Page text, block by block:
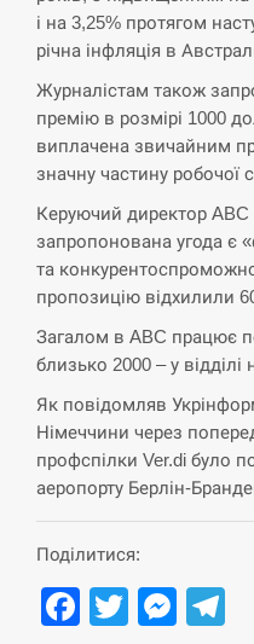
14:10
У Румунії
СЕРПЕНЬ
13:53
В Москве
дронов Украины
СЕРПЕНЬ
13:40
Біля українського
виявили дрон,
СЕРПЕНЬ
13:23
“Они должны быть
ответили, как
СЕРПЕНЬ
13:10
Тайвань проводить
навчання на тлі
і на 3,25% протягом
річна інфляція в
Журналістам також
премію в розмірі 1000
виплачена звичайним
значну частину робочої
Керуючий директор
запропонована угода є
та
пропозицію відхилили
Загалом в ABC працює
близько 2000 – у відділі
Як повідомляв
Німеччини через
профспілки Ver.di було
аеропорту Берлін-
Поділитися:
Facebook
Twitter